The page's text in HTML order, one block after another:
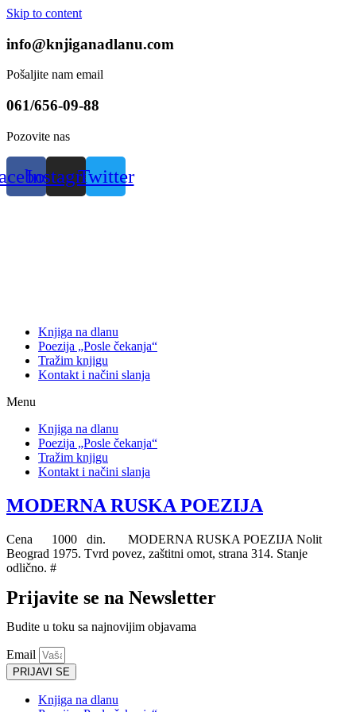
Skip to content
info@knjiganadlanu.com
Pošaljite nam email
061/656-09-88
Pozovite nas
InstagramTwitter
Knjiga na dlanu
Poezija „Posle čekanja“
Tražim knjigu
Kontakt i načini slanja
Menu
Knjiga na dlanu
Poezija „Posle čekanja“
Tražim knjigu
Kontakt i načini slanja
MODERNA RUSKA POEZIJA
Cena 1000 din. MODERNA RUSKA POEZIJA Nolit
Beograd 1975. Tvrd povez, zaštitni omot, strana 314. Stanje
odlično. #
Prijavite se na Newsletter
Budite u toku sa najnovijim objavama
Email
PRIJAVI SE
Knjiga na dlanu